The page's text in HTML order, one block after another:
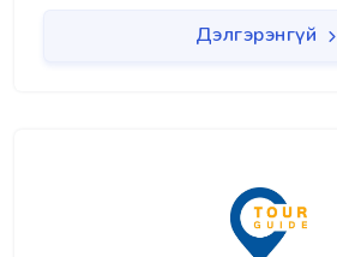
Дэлгэрэнгүй